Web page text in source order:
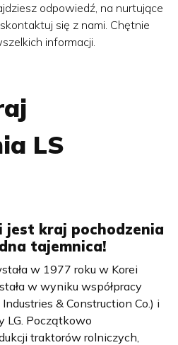
odpowiedź, na nurtujące
się z nami. Chętnie
informacji.
LS
jest kraj pochodzenia
tajemnica!
w 1977 roku w Korei
w wyniku współpracy
& Construction Co.) i
LG. Początkowo
traktorów rolniczych,